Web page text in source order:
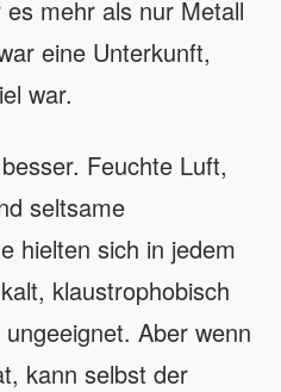
mehr als nur Metall
eine Unterkunft,
war.
Feuchte Luft,
seltsame
hielten sich in jedem
klaustrophobisch
Aber wenn
kann selbst der